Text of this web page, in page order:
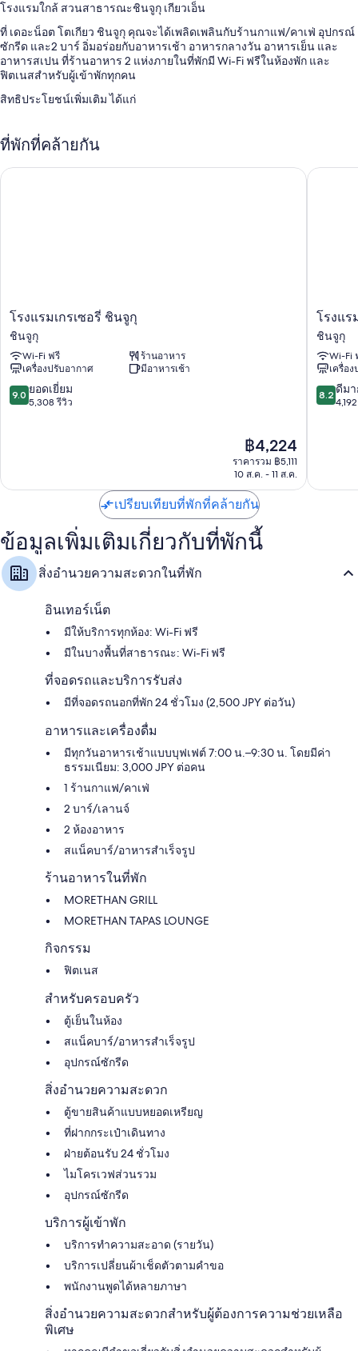
โรงแรมใกล้ สวนสาธารณะชินจูกุ เกียวเอ็น
ที่ เดอะน็อต โตเกียว ชินจูกุ คุณจะได้เพลิดเพลินกับร้านกาแฟ/คาเฟ่ อุปกรณ์
ซักรีด และ2 บาร์ อิ่มอร่อยกับอาหารเช้า อาหารกลางวัน อาหารเย็น และ
อาหารสเปน ที่ร้านอาหาร 2 แห่งภายในที่พักมี Wi-Fi ฟรีในห้องพัก และ
ฟิตเนสสำหรับผู้เข้าพักทุกคน
สิทธิประโยชน์เพิ่มเติม ได้แก่
ห้องจัดเลี้ยง, ตู้ขายของอัตโนมัติ และที่ฝากกระเป๋าเดินทาง
พนักงานที่พูดได้หลายภาษา, ที่พักปลอดบุหรี่ และฝ่ายต้อนรับ 24 ชั่วโมง
สิ่งอำนวยความสะดวกอื่นๆ ได้แก่
โถสุขภัณฑ์แบบบิเดท์อิเล็กทรอนิกส์, อ่างอาบน้ำหรือฝักบัว และของใช้
ในห้องน้ำฟรี
ทีวีจอแบน 40 นิ้ว พร้อม ช่องดิจิตอล
หลอดไฟแอลอีดี, ตู้เย็น และบริการทำความสะอาดทุกวัน
ที่พักที่คล้ายกัน
โรง
แรม
เก
ร
เซอ
รี่
ชิน
โรงแรมเกรเซอรี่ ชินจูกุ
ชินจูกุ
Wi-Fi ฟรี
ร้านอาหาร
เครื่องปรับอากาศ
มีอาหารเช้า
9.0
จาก
9.0 ยอดเยี่ยม
5,308 รีวิว
ราคา
ปัจจุบัน
คือ
฿4,224
ราคารวม ฿5,111
10 ส.ค. - 11 ส.ค.
โรงแรมเกรเซอรี่ ชินจูกุ
โรงแรม
ชิน
จูกุ
วอชิงตัน
เมน
ชิน
จูกุ
โรงแร
ชินจูกุ
Wi-Fi
เครื่อ
8.2
จาก
8.2 ดีม
โรงแรม
เปรียบเทียบที่พักที่คล้ายกัน
ข้อมูลเพิ่มเติมเกี่ยวกับที่พักนี้
สิ่งอำนวยความสะดวกในที่พัก
อินเทอร์เน็ต
มีให้บริการทุกห้อง: Wi-Fi ฟรี
มีในบางพื้นที่สาธารณะ: Wi-Fi ฟรี
ที่จอดรถและบริการรับส่ง
มีที่จอดรถนอกที่พัก 24 ชั่วโมง (2,500 JPY ต่อวัน)
อาหารและเครื่องดื่ม
มีทุกวันอาหารเช้าแบบบุฟเฟต์ 7:00 น.–9:30 น. โดยมีค่า
ธรรมเนียม: 3,000 JPY ต่อคน
1 ร้านกาแฟ/คาเฟ่
2 บาร์/เลานจ์
2 ห้องอาหาร
สแน็คบาร์/อาหารสำเร็จรูป
ร้านอาหารในที่พัก
MORETHAN GRILL
MORETHAN TAPAS LOUNGE
กิจกรรม
ฟิตเนส
สำหรับครอบครัว
ตู้เย็นในห้อง
สแน็คบาร์/อาหารสำเร็จรูป
อุปกรณ์ซักรีด
สิ่งอำนวยความสะดวก
ตู้ขายสินค้าแบบหยอดเหรียญ
ที่ฝากกระเป๋าเดินทาง
ฝ่ายต้อนรับ 24 ชั่วโมง
ไมโครเวฟส่วนรวม
อุปกรณ์ซักรีด
บริการผู้เข้าพัก
บริการทำความสะอาด (รายวัน)
บริการเปลี่ยนผ้าเช็ดตัวตามคำขอ
พนักงานพูดได้หลายภาษา
สิ่งอำนวยความสะดวกสำหรับผู้ต้องการความช่วยเหลือ
พิเศษ